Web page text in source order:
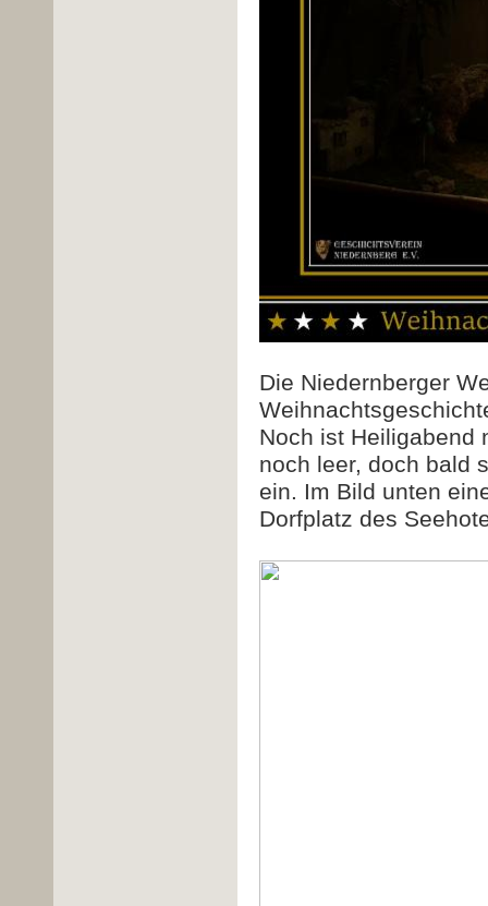
Die Niedernberger
Noch ist Heiligabend
noch leer, doch bald
ein. Im Bild unten
Dorfplatz des